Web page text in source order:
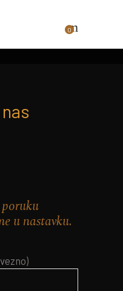
0
u nastavku.